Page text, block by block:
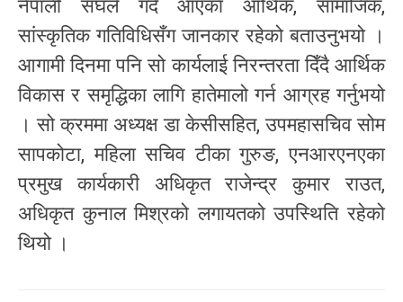
नेपाली संघले गर्दै आएका आर्थिक, सामाजिक,
सांस्कृतिक गतिविधिसँग जानकार रहेको बताउनुभयो ।
आगामी दिनमा पनि सो कार्यलाई निरन्तरता दिँदै आर्थिक
विकास र समृद्धिका लागि हातेमालो गर्न आग्रह गर्नुभयो
। सो क्रममा अध्यक्ष डा केसीसहित, उपमहासचिव सोम
सापकोटा, महिला सचिव टीका गुरुङ, एनआरएनएका
प्रमुख कार्यकारी अधिकृत राजेन्द्र कुमार राउत,
अधिकृत कुनाल मिश्रको लगायतको उपस्थिति रहेको
थियो ।